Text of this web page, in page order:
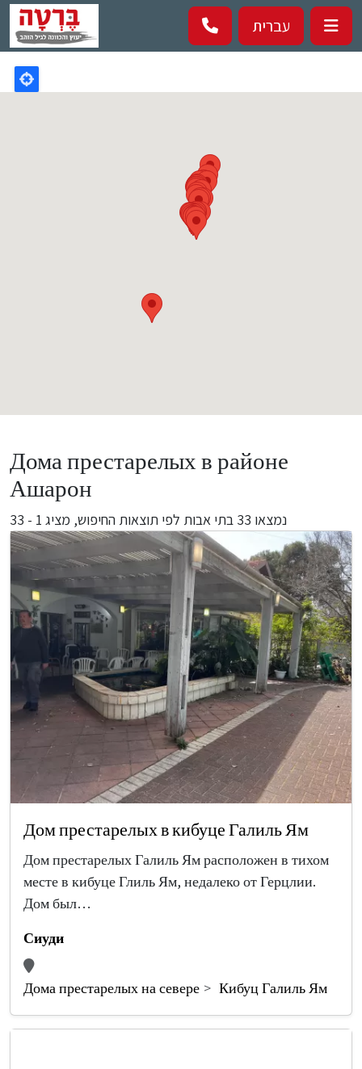
Перейти к основному содержанию
עברית
Дома престарелых в районе
Ашарон
נמצאו 33 בתי אבות לפי תוצאות החיפוש, מציג 1 - 33
Дом престарелых в кибуце Галиль Ям
Дом престарелых Галиль Ям расположен в тихом
месте в кибуце Глиль Ям, недалеко от Герцлии.
Дом был…
Сиуди
Дома престарелых на севере Кибуц Галиль Ям